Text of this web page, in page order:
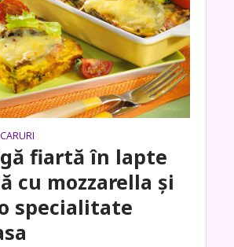
fiartă în lapte
cu mozzarella și
specialitate